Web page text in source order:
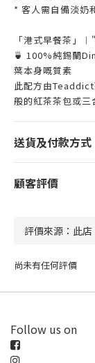
* 客人需自備淡奶
「港式早餐茶」
🍵 100%純錫蘭
葉本身嘅質素
此配方由
般的紅茶茶包或三
送貨及付款方式
顧客評價
尚未有任何評價
Follow us on